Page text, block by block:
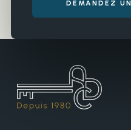
DEMANDEZ